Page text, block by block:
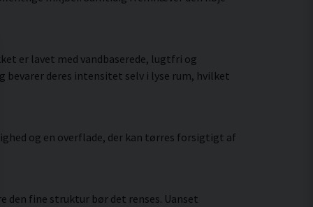
er lavet med vandbaserede, lugtfri og
bevarer deres intensitet selv i lyse rum, hvilket
og en overflade, der kan tørres forsigtigt af
den fine struktur bør det renses. Uanset